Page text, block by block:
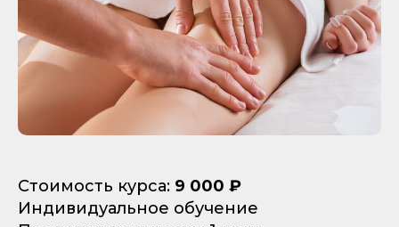
Стоимость курса: 9 000 ₽
Индивидуальное обучение